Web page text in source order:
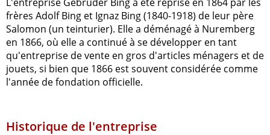
frères Adolf Bing et Ignaz Bing (1840-1918) de leur père
Salomon (un teinturier). Elle a déménagé à Nuremberg
en 1866, où elle a continué à se développer en tant
qu'entreprise de vente en gros d'articles ménagers et de
jouets, si bien que 1866 est souvent considérée comme
l'année de fondation officielle.
Historique de l'entreprise